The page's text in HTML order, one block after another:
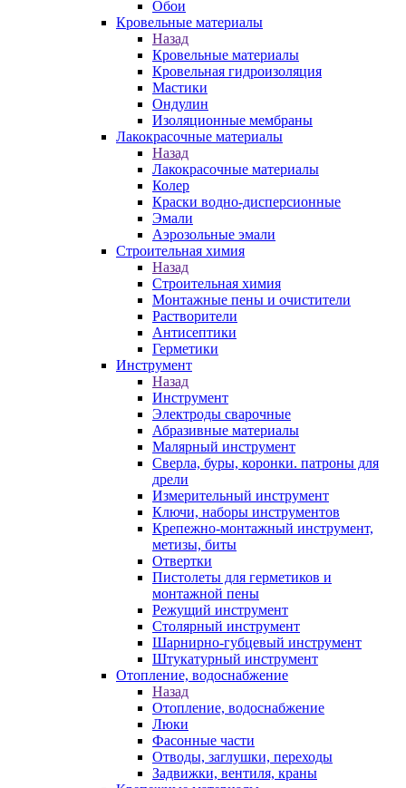
Обои
Кровельные материалы
Назад
Кровельные материалы
Кровельная гидроизоляция
Мастики
Ондулин
Изоляционные мембраны
Лакокрасочные материалы
Назад
Лакокрасочные материалы
Колер
Краски водно-дисперсионные
Эмали
Аэрозольные эмали
Строительная химия
Назад
Строительная химия
Монтажные пены и очистители
Растворители
Антисептики
Герметики
Инструмент
Назад
Инструмент
Электроды сварочные
Абразивные материалы
Малярный инструмент
Сверла, буры, коронки. патроны для
дрели
Измерительный инструмент
Ключи, наборы инструментов
Крепежно-монтажный инструмент,
метизы, биты
Отвертки
Пистолеты для герметиков и
монтажной пены
Режущий инструмент
Столярный инструмент
Шарнирно-губцевый инструмент
Штукатурный инструмент
Отопление, водоснабжение
Назад
Отопление, водоснабжение
Люки
Фасонные части
Отводы, заглушки, переходы
Задвижки, вентиля, краны